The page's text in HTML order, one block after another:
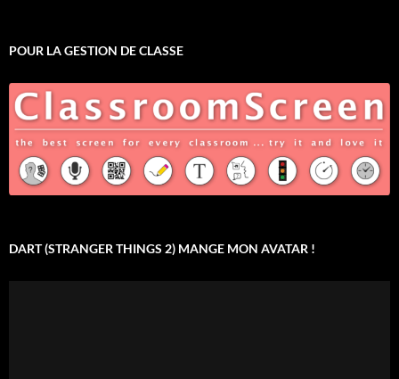
POUR LA GESTION DE CLASSE
DART (STRANGER THINGS 2) MANGE MON AVATAR !